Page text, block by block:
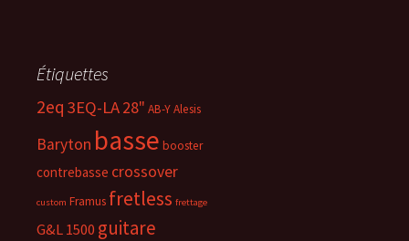
Étiquettes
2eq 3EQ-LA28" AB-YAlesis
Baryton basse booster
contrebasse crossover
custom Framus fretless frettage
G&L 1500 guitare